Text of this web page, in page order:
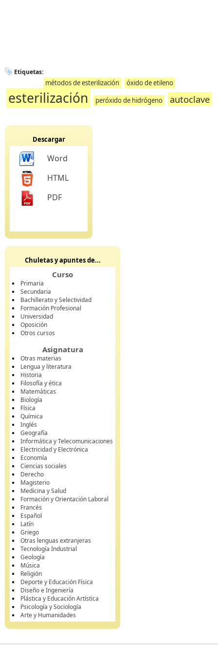
Etiquetas:
métodos de esterilización óxido de etileno
esterilización peróxido de hidrógeno autoclave
Descargar
Word
HTML
PDF
Chuletas y apuntes de...
Curso
Primaria
Secundaria
Bachillerato y Selectividad
Formación Profesional
Universidad
Oposición
Otros cursos
Asignatura
Otras materias
Lengua y literatura
Historia
Filosofía y ética
Matemáticas
Biología
Física
Química
Inglés
Geografía
Informática y Telecomunicaciones
Electricidad y Electrónica
Economía
Ciencias sociales
Derecho
Magisterio
Medicina y Salud
Formación y Orientación Laboral
Francés
Español
Latín
Griego
Otras lenguas extranjeras
Tecnología Industrial
Geología
Música
Religión
Deporte y Educación Física
Diseño e Ingeniería
Plástica y Educación Artística
Psicología y Sociología
Arte y Humanidades